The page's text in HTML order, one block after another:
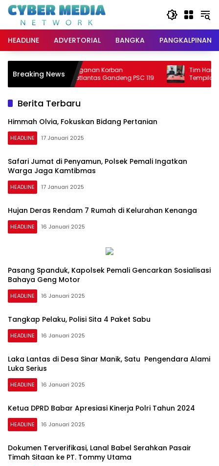
Langsung
konten
HEADLINE
ADVERTORIAL BANGKA PANGKALPINANG
Breaking News
Percepat Penanganan Korban
Kecelakaan, Satlantas Gandeng PSC 119
Tim Hantu
Tempilang,
Berita Terbaru
Himmah Olvia, Fokuskan Bidang Pertanian
HEADLINE 17 Januari 2025
Safari Jumat di Penyamun, Polsek Pemali Ingatkan
Warga Jaga Kamtibmas
HEADLINE 17 Januari 2025
Hujan Deras Rendam 7 Rumah di Kelurahan Kenanga
HEADLINE 16 Januari 2025
MEDIA
NETWORK
Pasang Spanduk, Kapolsek Pemali Gencarkan Sosialisasi
Bahaya Geng Motor
HEADLINE 16 Januari 2025
Tangkap Pelaku, Polisi Sita 4 Paket Sabu
HEADLINE 16 Januari 2025
Laka Lantas di Desa Sinar Manik, Satu Pengendara Alami
Luka Serius
HEADLINE 16 Januari 2025
Ketua DPRD Babar Apresiasi Kinerja Polri Tahun 2024
HEADLINE 16 Januari 2025
Dokumen Terverifikasi, Lanal Babel Serahkan Pasair
Timah Sitaan ke PT. Tommy Utama